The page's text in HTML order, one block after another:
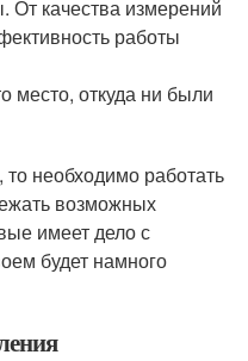
От качества измерений
работы
место, откуда ни были
необходимо работать
возможных
имеет дело с
будет намного